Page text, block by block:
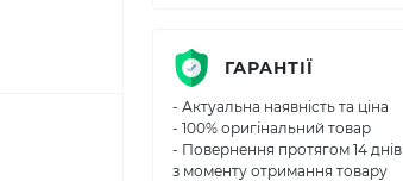
ГАРАНТІЇ
- Актуальна наявність та ціна
- 100% оригінальний товар
- Повернення протягом 14 днів
з моменту отримання товару